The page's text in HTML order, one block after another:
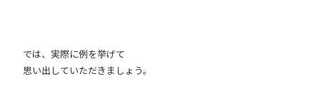
では、実際に例を挙げて
思い出していただきましょう。